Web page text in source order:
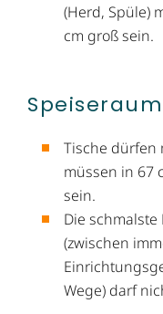
(Herd, Spüle)
cm groß sein.
Tische dürfen
müssen in 67
sein.
Die
(zwischen
Wege) darf